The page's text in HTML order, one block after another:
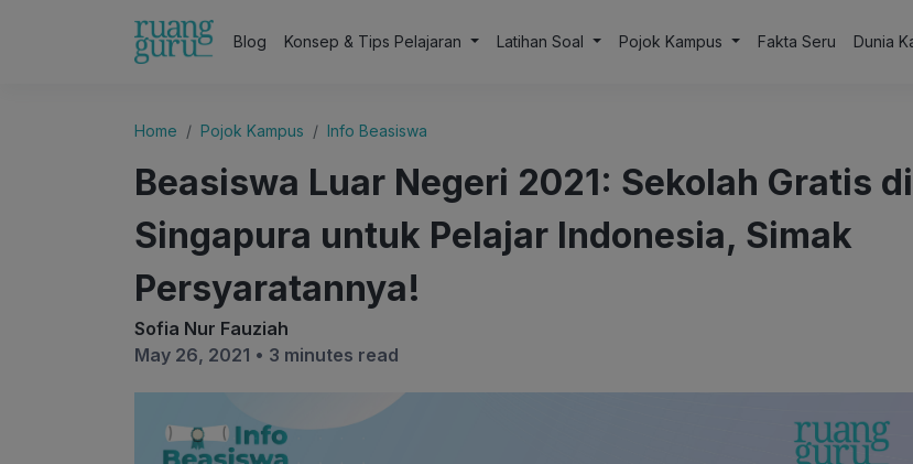
Blog Konsep & Tips Pelajaran Latihan Soal Pojok Kampus Fakta Seru Dunia
Home Pojok Kampus Info Beasiswa
Beasiswa Luar Negeri 2021: Sekolah Gratis di
Singapura untuk Pelajar Indonesia, Simak
Persyaratannya!
Sofia Nur Fauziah
May 26, 2021 • 3 minutes read